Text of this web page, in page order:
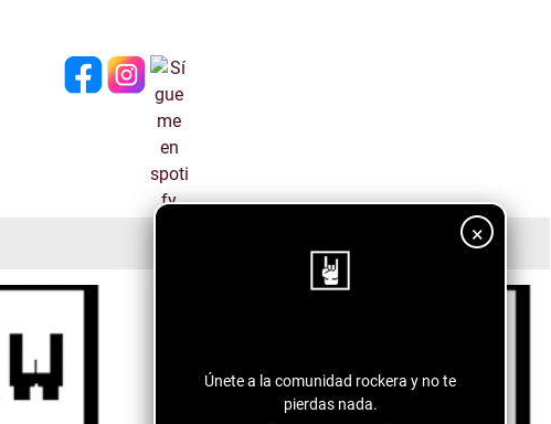
×
Únete a la comunidad rockera y no te
pierdas nada.